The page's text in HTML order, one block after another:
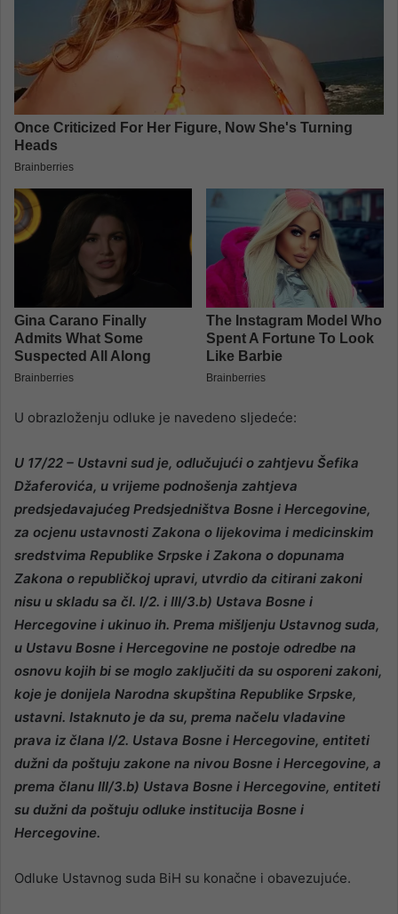
U obrazloženju odluke je navedeno sljedeće:
U 17/22 – Ustavni sud je, odlučujući o zahtjevu Šefika
Džaferovića, u vrijeme podnošenja zahtjeva
predsjedavajućeg Predsjedništva Bosne i Hercegovine,
za ocjenu ustavnosti Zakona o lijekovima i medicinskim
sredstvima Republike Srpske i Zakona o dopunama
Zakona o republičkoj upravi, utvrdio da citirani zakoni
nisu u skladu sa čl. I/2. i III/3.b) Ustava Bosne i
Hercegovine i ukinuo ih. Prema mišljenju Ustavnog suda,
u Ustavu Bosne i Hercegovine ne postoje odredbe na
osnovu kojih bi se moglo zaključiti da su osporeni zakoni,
koje je donijela Narodna skupština Republike Srpske,
ustavni. Istaknuto je da su, prema načelu vladavine
prava iz člana I/2. Ustava Bosne i Hercegovine, entiteti
dužni da poštuju zakone na nivou Bosne i Hercegovine, a
prema članu III/3.b) Ustava Bosne i Hercegovine, entiteti
su dužni da poštuju odluke institucija Bosne i
Hercegovine.
Odluke Ustavnog suda BiH su konačne i obavezujuće.